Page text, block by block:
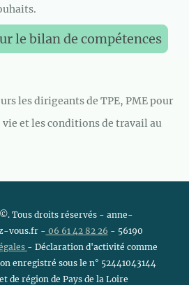
le bilan de compétences
les dirigeants de TPE, PME pour
et les conditions de travail au
Tous droits réservés - anne-
vous.fr - 06 61 42 82 26 - 56190
- Déclaration d'activité comme
enregistré sous le n° 52441043144
de région de Pays de la Loire